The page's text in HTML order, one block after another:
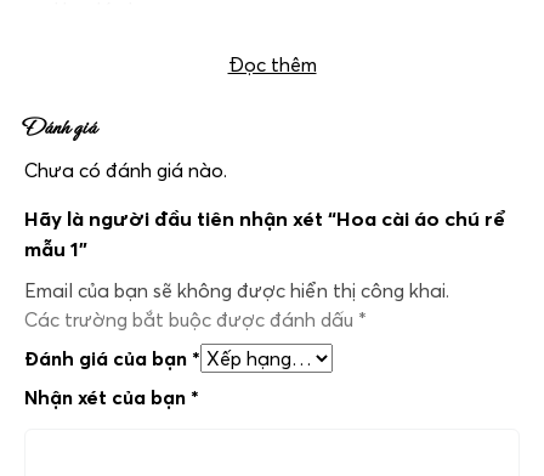
Đọc thêm
Đánh giá
Chưa có đánh giá nào.
Hãy là người đầu tiên nhận xét “Hoa cài áo chú rể
mẫu 1”
Email của bạn sẽ không được hiển thị công khai.
Các trường bắt buộc được đánh dấu *
Đánh giá của bạn *
Nhận xét của bạn *